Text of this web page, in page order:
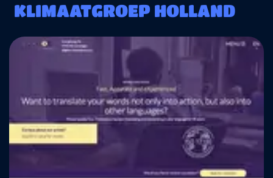
KLIMAATGROEP HOLLAND